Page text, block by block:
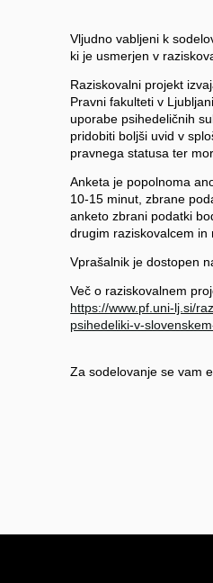
Vljudno vabljeni k
ki je usmerjen v
Raziskovalni projekt
Pravni fakulteti v
uporabe psihedeličnih
pridobiti boljši uvid v
pravnega statusa ter
Anketa je popolnoma
10-15 minut, zbrane
anketo zbrani podatki
drugim raziskovalcem in
Vprašalnik je dostopen
Več o raziskovalnem
https://www.pf.uni-lj.si/
psihedeliki-v-
Za sodelovanje se vam